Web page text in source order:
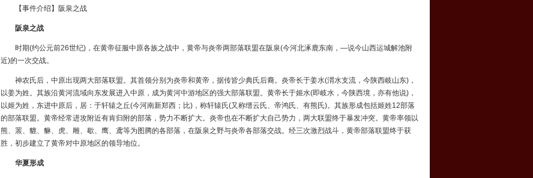
【事件介绍】阪泉之战
阪泉之战
时期(约公元前26世纪)，在黄帝征服中原各族之战中，黄帝与炎帝两部落联盟在阪泉(今河北涿鹿东南，—说今山西运城解池附
近)的一次交战。
神农氏后，中原出现两大部落联盟。其首领分别为炎帝和黄帝，据传皆少典氏后裔。炎帝长于姜水(渭水支流，今陕西岐山东)，
以姜为姓。其族沿黄河流域向东发展进入中原，成为黄河中游地区的强大部落联盟。黄帝长于姬水(即岐水，今陕西境，亦有他说)，
以姬为姓，东进中原后，居：于轩辕之丘(今河南新郑西；比)，称轩辕氏(又称缙云氏、 帝鸿氏、有熊氏)。其族形成包括姬姓12部落
的部落联盟。黄帝经常进攻附近有肯归附的部落，势力不断扩大。炎帝也在不断扩大自己势力，两大联盟终于暴发冲突。黄帝率领以
熊、罴、貔、貅、虎、雕、歇、鹰、鸢等为图腾的各部落，在阪泉之野与炎帝各部落交战。经三次激烈战斗，黄帝部落联盟终于获
胜，初步建立了黄帝对中原地区的领导地位。
华夏形成